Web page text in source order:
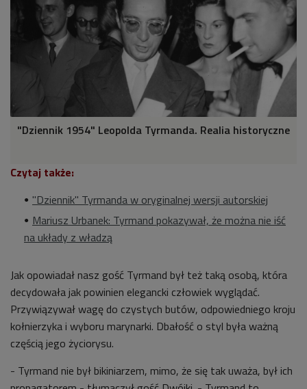
"Dziennik 1954" Leopolda Tyrmanda. Realia historyczne
Czytaj także:
"Dziennik" Tyrmanda w oryginalnej wersji autorskiej
Mariusz Urbanek: Tyrmand pokazywał, że można nie iść
na układy z władzą
Jak opowiadał nasz gość Tyrmand był też taką osobą, która
decydowała jak powinien elegancki człowiek wyglądać.
Przywiązywał wagę do czystych butów, odpowiedniego kroju
kołnierzyka i wyboru marynarki. Dbałość o styl była ważną
częścią jego życiorysu.
- Tyrmand nie był bikiniarzem, mimo, że się tak uważa, był ich